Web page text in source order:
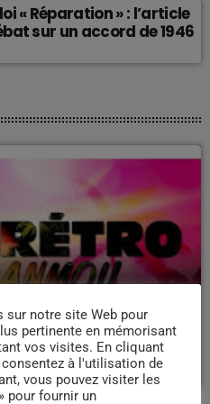
« Réparation » : l’article
sur un accord de 1946
more_vert
notre site Web pour
pertinente en mémorisant
vos visites. En cliquant
à l'utilisation de
vous pouvez visiter les
pour fournir un